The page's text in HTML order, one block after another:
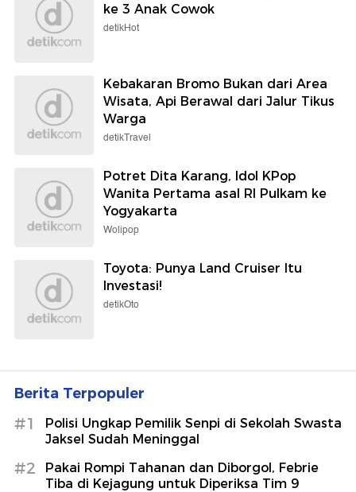
ke 3 Anak Cowok
detikHot
Kebakaran Bromo Bukan dari Area
Wisata, Api Berawal dari Jalur Tikus
Warga
detikTravel
Potret Dita Karang, Idol KPop
Wanita Pertama asal RI Pulkam ke
Yogyakarta
Wolipop
Toyota: Punya Land Cruiser Itu
Investasi!
detikOto
Berita Terpopuler
#1
Polisi Ungkap Pemilik Senpi di Sekolah Swasta
Jaksel Sudah Meninggal
#2
Pakai Rompi Tahanan dan Diborgol, Febrie
Tiba di Kejagung untuk Diperiksa Tim 9